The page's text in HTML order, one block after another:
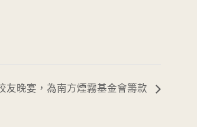
友晚宴，為南方煙霧基金會籌款